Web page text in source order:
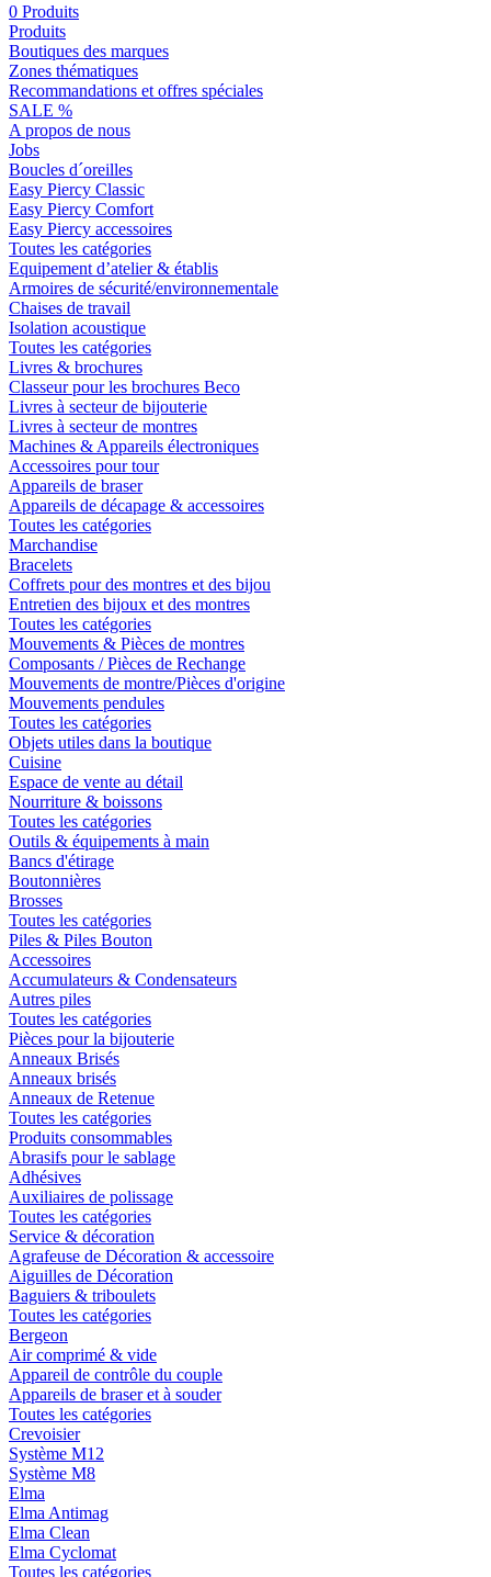
0 Produits
Produits
Boutiques des marques
Zones thématiques
Recommandations et offres spéciales
SALE %
A propos de nous
Jobs
Boucles d´oreilles
Easy Piercy Classic
Easy Piercy Comfort
Easy Piercy accessoires
Toutes les catégories
Equipement d’atelier & établis
Armoires de sécurité/environnementale
Chaises de travail
Isolation acoustique
Toutes les catégories
Livres & brochures
Classeur pour les brochures Beco
Livres à secteur de bijouterie
Livres à secteur de montres
Machines & Appareils électroniques
Accessoires pour tour
Appareils de braser
Appareils de décapage & accessoires
Toutes les catégories
Marchandise
Bracelets
Coffrets pour des montres et des bijou
Entretien des bijoux et des montres
Toutes les catégories
Mouvements & Pièces de montres
Composants / Pièces de Rechange
Mouvements de montre/Pièces d'origine
Mouvements pendules
Toutes les catégories
Objets utiles dans la boutique
Cuisine
Espace de vente au détail
Nourriture & boissons
Toutes les catégories
Outils & équipements à main
Bancs d'étirage
Boutonnières
Brosses
Toutes les catégories
Piles & Piles Bouton
Accessoires
Accumulateurs & Condensateurs
Autres piles
Toutes les catégories
Pièces pour la bijouterie
Anneaux Brisés
Anneaux brisés
Anneaux de Retenue
Toutes les catégories
Produits consommables
Abrasifs pour le sablage
Adhésives
Auxiliaires de polissage
Toutes les catégories
Service & décoration
Agrafeuse de Décoration & accessoire
Aiguilles de Décoration
Baguiers & triboulets
Toutes les catégories
Bergeon
Air comprimé & vide
Appareil de contrôle du couple
Appareils de braser et à souder
Toutes les catégories
Crevoisier
Système M12
Système M8
Elma
Elma Antimag
Elma Clean
Elma Cyclomat
Toutes les catégories